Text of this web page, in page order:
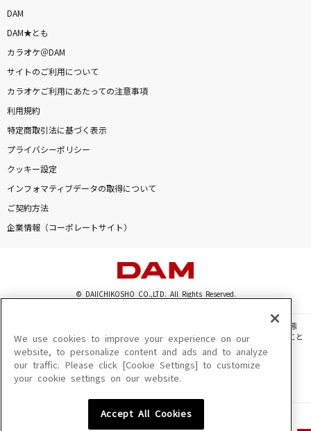
DAM
DAM★とも
カラオケ＠DAM
サイトのご利用について
カラオケご利用にあたっての注意事項
利用規約
特定商取引法に基づく表示
プライバシーポリシー
クッキー設定
インフォマティブデータの取得について
ご契約方法
企業情報（コーポレートサイト）
© DAIICHIKOSHO CO.,LTD. All Rights Reserved.
このサイトに掲載されている一切の文章・画像・写真・動画・音声等を、手段や形態
を問わず、著作権法の定める範囲を超えて無断で複製、転載、ファイル化などすること
を禁じます。
楽曲及びコンテンツは、機種によりご利用いただけない場合があります。
楽曲及びコンテンツの配信日、配信内容が変更になる場合があります。
We use cookies to improve your experience on our
website, to personalize content and ads and to analyze
our traffic. Please click [Cookie Settings] to customize
your cookie settings on our website.
Accept All Cookies